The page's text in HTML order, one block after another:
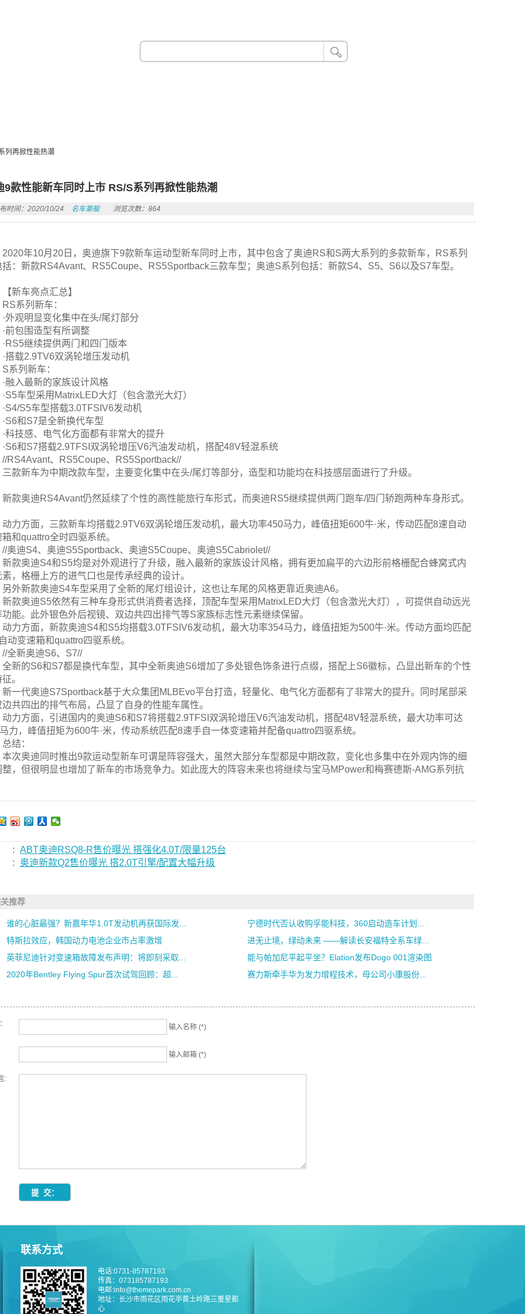
列再掀性能热潮
9款性能新车同时上市 RS/S系列再掀性能热潮
时间：2020/10/24 名车豪艇 浏览次数：864
2020年10月20日，奥迪旗下9款新车运动型新车同时上市，其中包含了奥迪RS和S两大系列的多款新车，RS系列
括：新款RS4Avant、RS5Coupe、RS5Sportback三款车型；奥迪S系列包括：新款S4、S5、S6以及S7车型。
【新车亮点汇总】
RS系列新车：
·外观明显变化集中在头/尾灯部分
·前包围造型有所调整
·RS5继续提供两门和四门版本
·搭载2.9TV6双涡轮增压发动机
S系列新车：
·融入最新的家族设计风格
·S5车型采用MatrixLED大灯（包含激光大灯）
·S4/S5车型搭载3.0TFSIV6发动机
·S6和S7是全新换代车型
·科技感、电气化方面都有非常大的提升
·S6和S7搭载2.9TFSI双涡轮增压V6汽油发动机，搭配48V轻混系统
//RS4Avant、RS5Coupe、RS5Sportback//
三款新车为中期改款车型，主要变化集中在头/尾灯等部分，造型和功能均在科技感层面进行了升级。
新款奥迪RS4Avant仍然延续了个性的高性能旅行车形式，而奥迪RS5继续提供两门跑车/四门轿跑两种车身形式。
动力方面，三款新车均搭载2.9TV6双涡轮增压发动机，最大功率450马力，峰值扭矩600牛·米，传动匹配8速自动
和quattro全时四驱系统。
//奥迪S4、奥迪S5Sportback、奥迪S5Coupe、奥迪S5Cabriolet//
新款奥迪S4和S5均是对外观进行了升级，融入最新的家族设计风格，拥有更加扁平的六边形前格栅配合蜂窝式内
素，格栅上方的进气口也是传承经典的设计。
另外新款奥迪S4车型采用了全新的尾灯组设计，这也让车尾的风格更靠近奥迪A6。
新款奥迪S5依然有三种车身形式供消费者选择，顶配车型采用MatrixLED大灯（包含激光大灯），可提供自动远光
功能。此外银色外后视镜、双边共四出排气等S家族标志性元素继续保留。
动力方面，新款奥迪S4和S5均搭载3.0TFSIV6发动机，最大功率354马力，峰值扭矩为500牛·米。传动方面均匹配
动变速箱和quattro四驱系统。
//全新奥迪S6、S7//
全新的S6和S7都是换代车型，其中全新奥迪S6增加了多处银色饰条进行点缀，搭配上S6徽标，凸显出新车的个性
。
新一代奥迪S7Sportback基于大众集团MLBEvo平台打造，轻量化、电气化方面都有了非常大的提升。同时尾部采
边共四出的排气布局，凸显了自身的性能车属性。
动力方面，引进国内的奥迪S6和S7将搭载2.9TFSI双涡轮增压V6汽油发动机，搭配48V轻混系统，最大功率可达
力，峰值扭矩为600牛·米，传动系统匹配8速手自一体变速箱并配备quattro四驱系统。
总结：
本次奥迪同时推出9款运动型新车可谓是阵容强大，虽然大部分车型都是中期改款，变化也多集中在外观内饰的细
整，但很明显也增加了新车的市场竞争力。如此庞大的阵容未来也将继续与宝马MPower和梅赛德斯-AMG系列抗
:
ABT奥迪RSQ8-R售价曝光 搭强化4.0T/限量125台
:
奥迪新款Q2售价曝光 搭2.0T引擎/配置大幅升级
推荐
谁的心脏最强？新嘉年华1.0T发动机再获国际发...
宁德时代否认收购孚能科技，360启动造车计划...
特斯拉效应，韩国动力电池企业市占率激增
进无止境，绿动未来 ——解读长安福特全系车绿...
英菲尼迪针对变速箱故障发布声明：将即刻采取...
能与帕加尼平起平坐？Elation发布Dogo 001渲染图
2020年Bentley Flying Spur首次试驾回顾：超...
赛力斯牵手华为发力增程技术，母公司小康股份...
输入名称 (*)
输入邮箱 (*)
:
联系方式
电话:0731-85787193
传真：073185787193
电邮:info@themepark.com.cn
地址：长沙市雨花区雨花亭黄土岭路三重星都
心